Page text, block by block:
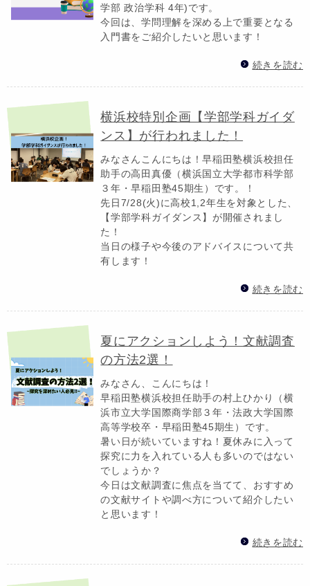
学部 政治学科 4年)です。
今回は、学問理解を深める上で重要となる
入門書をご紹介したいと思います！
続きを読む
横浜校特別企画【学部学科ガイダ
ンス】が行われました！
みなさんこんにちは！早稲田塾横浜校担任
助手の高田真優（横浜国立大学都市科学部
３年・早稲田塾45期生）です。！
先日7/28(火)に高校1,2年生を対象とした、
【学部学科ガイダンス】が開催されまし
た！
当日の様子や今後のアドバイスについて共
有します！
続きを読む
夏にアクションしよう！文献調査
の方法2選！
みなさん、こんにちは！
早稲田塾横浜校担任助手の村上ひかり（横
浜市立大学国際商学部３年・法政大学国際
高等学校卒・早稲田塾45期生）です。
暑い日が続いていますね！夏休みに入って
探究に力を入れている人も多いのではない
でしょうか？
今日は文献調査に焦点を当てて、おすすめ
の文献サイトや調べ方について紹介したい
と思います！
続きを読む